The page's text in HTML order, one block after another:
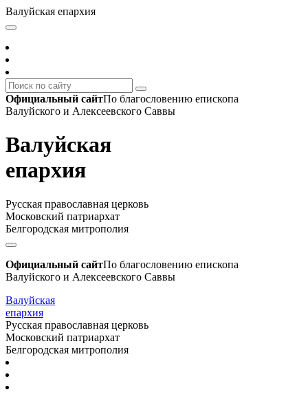
Валуйская епархия
Официальный сайтПо благословению епископа
Валуйского и Алексеевского Саввы
Валуйская
епархия
Русская православная церковь
Московский патриархат
Белгородская митрополия
Официальный сайтПо благословению епископа
Валуйского и Алексеевского Саввы
Валуйская
епархия
Русская православная церковь
Московский патриархат
Белгородская митрополия